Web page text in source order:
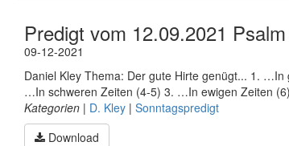
Predigt vom 12.09.2021
09-12-2021
Daniel Kley Thema: Der gute Hirte genügt... 1. …In
…In schweren Zeiten (4-5) 3. …In ewigen Zeiten (6)
Kategorien | D. Kley | Sonntagspredigt
Download